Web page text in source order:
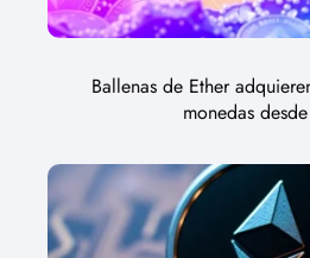
Ballenas de Ether
monedas